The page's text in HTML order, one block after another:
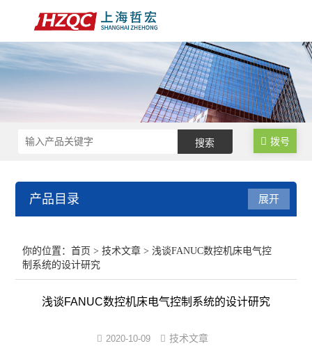
拨号
产品目录
数控电气柜
电子手轮
注塑式系统线束
展开
你的位置：首页 >技术文章 > 浅谈FANUC数控机床电气控
制系统的设计研究
浅谈FANUC数控机床电气控制系统的设计研究
2020-10-09 技术文章